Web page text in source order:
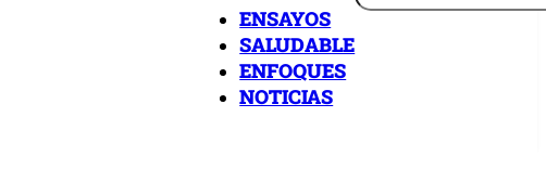
ENSAYOS
SALUDABLE
ENFOQUES
NOTICIAS